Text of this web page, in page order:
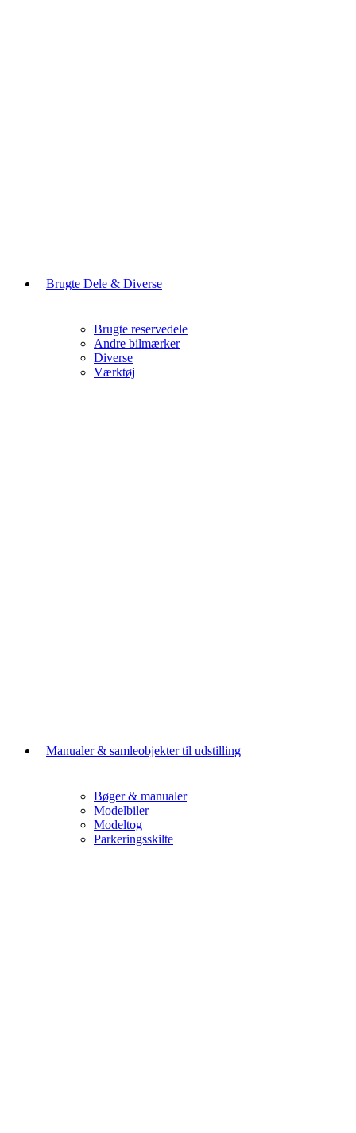
Brugte Dele & Diverse
Brugte reservedele
Andre bilmærker
Diverse
Værktøj
Manualer & samleobjekter til udstilling
Bøger & manualer
Modelbiler
Modeltog
Parkeringsskilte